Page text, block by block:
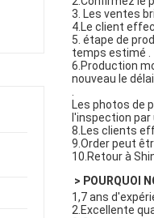
3. Les ventes
4.Le client
5. étape de
temps estimé .
6.Production
nouveau le
Les photos de
l'inspection par
8.Les clients
9.Order peut
10.Retour à
> POURQUOI
1,7 ans
2.Excellente